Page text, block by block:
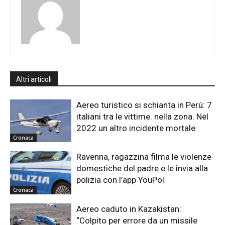
Altri articoli
Cronaca
Aereo turistico si schianta in Perù: 7
italiani tra le vittime. nella zona. Nel
2022 un altro incidente mortale
Cronaca
Ravenna, ragazzina filma le violenze
domestiche del padre e le invia alla
polizia con l’app YouPol
Aereo caduto in Kazakistan:
“Colpito per errore da un missile